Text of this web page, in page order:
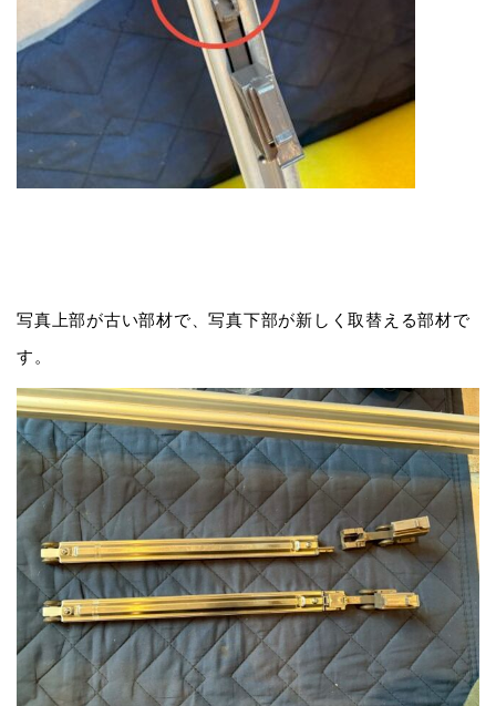
写真上部が古い部材で、写真下部が新しく取替える部材で
す。